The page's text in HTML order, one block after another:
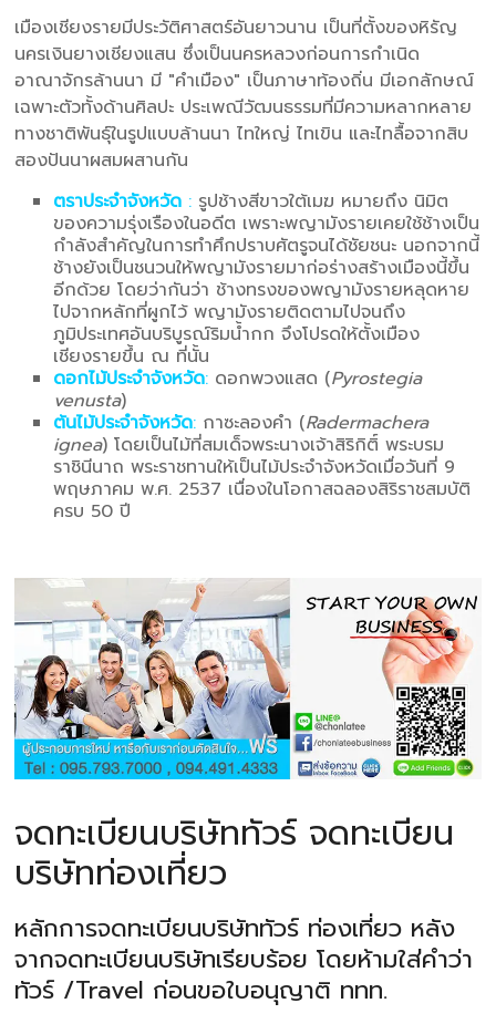
เมืองเชียงรายมีประวัติศาสตร์อันยาวนาน เป็นที่ตั้งของหิรัญ
นครเงินยางเชียงแสน ซึ่งเป็นนครหลวงก่อนการกำเนิด
อาณาจักรล้านนา มี "คำเมือง" เป็นภาษาท้องถิ่น มีเอกลักษณ์
เฉพาะตัวทั้งด้านศิลปะ ประเพณีวัฒนธรรมที่มีความหลากหลาย
ทางชาติพันธุ์ในรูปแบบล้านนา ไทใหญ่ ไทเขิน และไทลื้อจากสิบ
สองปันนาผสมผสานกัน
ตราประจำจังหวัด : รูปช้างสีขาวใต้เมฆ หมายถึง นิมิต
ของความรุ่งเรืองในอดีต เพราะพญามังรายเคยใช้ช้างเป็น
กำลังสำคัญในการทำศึกปราบศัตรูจนได้ชัยชนะ นอกจากนี้
ช้างยังเป็นชนวนให้พญามังรายมาก่อร่างสร้างเมืองนี้ขึ้น
อีกด้วย โดยว่ากันว่า ช้างทรงของพญามังรายหลุดหาย
ไปจากหลักที่ผูกไว้ พญามังรายติดตามไปจนถึง
ภูมิประเทศอันบริบูรณ์ริมน้ำกก จึงโปรดให้ตั้งเมือง
เชียงรายขึ้น ณ ที่นั้น
ดอกไม้ประจำจังหวัด: ดอกพวงแสด (Pyrostegia
venusta)
ต้นไม้ประจำจังหวัด: กาซะลองคำ (Radermachera
ignea) โดยเป็นไม้ที่สมเด็จพระนางเจ้าสิริกิติ์ พระบรม
ราชินีนาถ พระราชทานให้เป็นไม้ประจำจังหวัดเมื่อวันที่ 9
พฤษภาคม พ.ศ. 2537 เนื่องในโอกาสฉลองสิริราชสมบัติ
ครบ 50 ปี
จดทะเบียนบริษัททัวร์ จดทะเบียน
บริษัทท่องเที่ยว
หลักการจดทะเบียนบริษัททัวร์ ท่องเที่ยว หลัง
จากจดทะเบียนบริษัทเรียบร้อย โดยห้ามใส่คำว่า
ทัวร์ /Travel ก่อนขอใบอนุญาติ ททท.